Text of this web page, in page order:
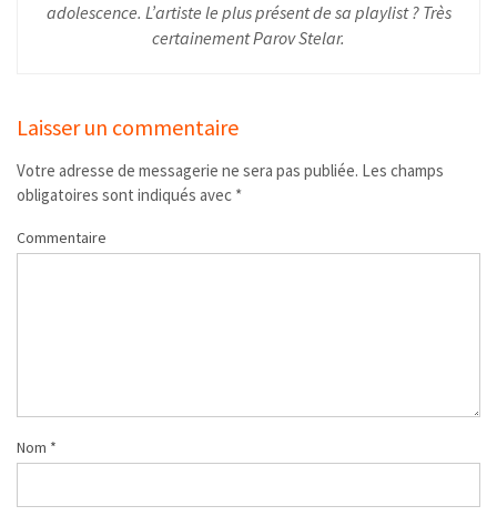
adolescence. L’artiste le plus présent de sa playlist ? Très
certainement Parov Stelar.
Laisser un commentaire
Votre adresse de messagerie ne sera pas publiée. Les champs
obligatoires sont indiqués avec *
Commentaire
Nom *